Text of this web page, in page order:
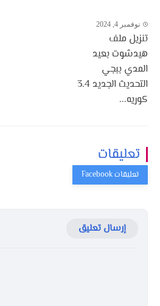
نوفمبر 4, 2024
تنزيل ملف
هيدشوت بعيد
المدي ببجي
التحديث الجديد 3.4
كوريه...
تعليقات
إرسال تعليق